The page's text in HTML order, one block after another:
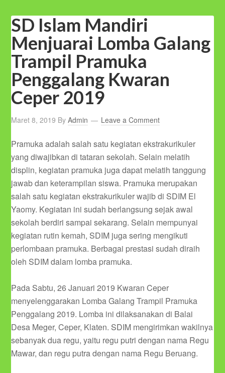
SD Islam Mandiri
Menjuarai Lomba Galang
Trampil Pramuka
Penggalang Kwaran
Ceper 2019
Maret 8, 2019 ByAdmin Leave a Comment
Pramuka adalah salah satu kegiatan ekstrakurikuler
yang diwajibkan di tataran sekolah. Selain melatih
displin, kegiatan pramuka juga dapat melatih tanggung
jawab dan keterampilan siswa. Pramuka merupakan
salah satu kegiatan ekstrakurikuler wajib di SDIM El
Yaomy. Kegiatan ini sudah berlangsung sejak awal
sekolah berdiri sampai sekarang. Selain mempunyai
kegiatan rutin kemah, SDIM juga sering mengikuti
perlombaan pramuka. Berbagai prestasi sudah diraih
oleh SDIM dalam lomba pramuka.
Pada Sabtu, 26 Januari 2019 Kwaran Ceper
menyelenggarakan Lomba Galang Trampil Pramuka
Penggalang 2019. Lomba ini dilaksanakan di Balai
Desa Meger, Ceper, Klaten. SDIM mengirimkan wakilnya
sebanyak dua regu, yaitu regu putri dengan nama Regu
Mawar, dan regu putra dengan nama Regu Beruang.